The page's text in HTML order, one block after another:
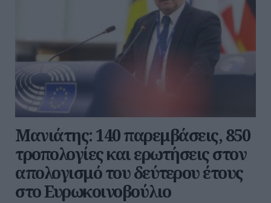
Μανιάτης: 140 παρεμβάσεις, 850
τροπολογίες και ερωτήσεις στον
απολογισμό του δεύτερου έτους
στο Ευρωκοινοβούλιο